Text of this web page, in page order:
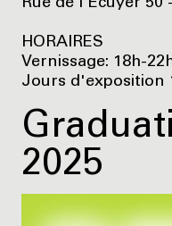
Rue de l'Ecuyer 50
HORAIRES
Vernissage: 18h-
Jours d'exposition
2025